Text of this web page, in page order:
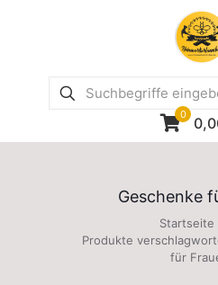
0
Geschenke
Startseite
Produkte
für